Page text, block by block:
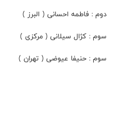
دوم : فاطمه احسانی ( البرز )
سوم : کژال سیلانی ( مرکزی )
سوم : حنیفا عیوضی ( تهران )